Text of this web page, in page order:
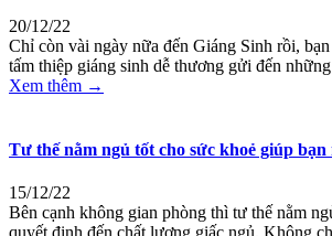
20/12/22
Chỉ còn vài ngày nữa đến Giáng Sinh rồi,
tấm thiệp giáng sinh dễ thương gửi đến
Xem thêm →
Tư thế nằm ngủ tốt cho sức khoẻ giúp bạn
15/12/22
Bên cạnh không gian phòng thì tư thế nằm
quyết định đến chất lượng giấc ngủ. Không